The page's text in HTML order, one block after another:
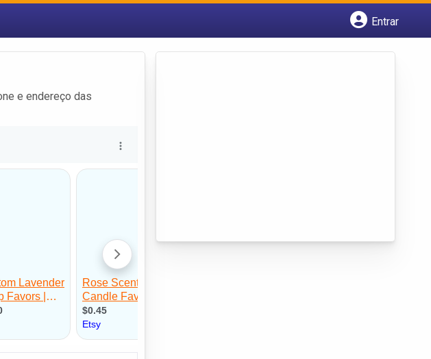
Entrar
e endereço das